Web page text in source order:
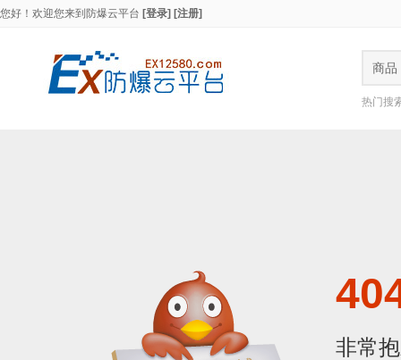
您好！欢迎您来到 防爆云平台 [登录] [注册]
商品
热门搜
非常